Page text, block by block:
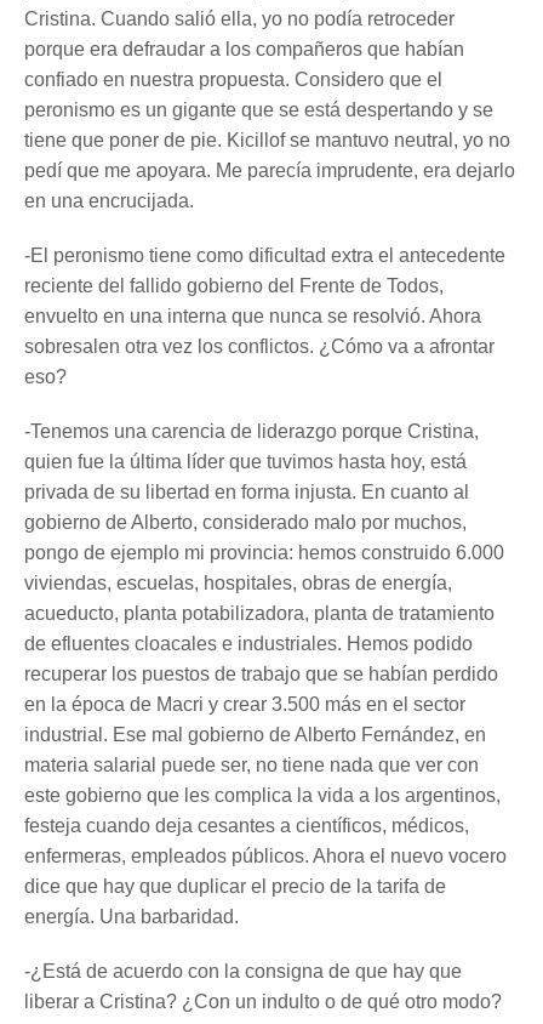
Cristina. Cuando salió ella, yo no podía retroceder
porque era defraudar a los compañeros que habían
confiado en nuestra propuesta. Considero que el
peronismo es un gigante que se está despertando y se
tiene que poner de pie. Kicillof se mantuvo neutral, yo no
pedí que me apoyara. Me parecía imprudente, era dejarlo
en una encrucijada.
-El peronismo tiene como dificultad extra el antecedente
reciente del fallido gobierno del Frente de Todos,
envuelto en una interna que nunca se resolvió. Ahora
sobresalen otra vez los conflictos. ¿Cómo va a afrontar
eso?
-Tenemos una carencia de liderazgo porque Cristina,
quien fue la última líder que tuvimos hasta hoy, está
privada de su libertad en forma injusta. En cuanto al
gobierno de Alberto, considerado malo por muchos,
pongo de ejemplo mi provincia: hemos construido 6.000
viviendas, escuelas, hospitales, obras de energía,
acueducto, planta potabilizadora, planta de tratamiento
de efluentes cloacales e industriales. Hemos podido
recuperar los puestos de trabajo que se habían perdido
en la época de Macri y crear 3.500 más en el sector
industrial. Ese mal gobierno de Alberto Fernández, en
materia salarial puede ser, no tiene nada que ver con
este gobierno que les complica la vida a los argentinos,
festeja cuando deja cesantes a científicos, médicos,
enfermeras, empleados públicos. Ahora el nuevo vocero
dice que hay que duplicar el precio de la tarifa de
energía. Una barbaridad.
-¿Está de acuerdo con la consigna de que hay que
liberar a Cristina? ¿Con un indulto o de qué otro modo?